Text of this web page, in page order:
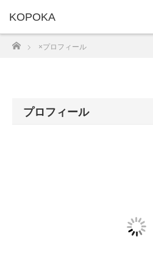
KOPOKA
×プロフィール
×プロフィール
プロフィール